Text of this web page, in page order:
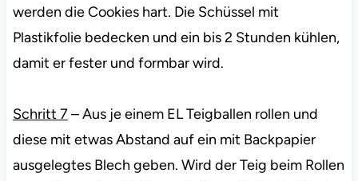
werden die Cookies hart. Die Schüssel mit
Plastikfolie bedecken und ein bis 2 Stunden kühlen,
damit er fester und formbar wird.
Schritt 7– Aus je einem EL Teigballen rollen und
diese mit etwas Abstand auf ein mit Backpapier
ausgelegtes Blech geben. Wird der Teig beim Rollen